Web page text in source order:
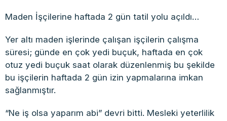
Maden İşçilerine haftada 2 gün tatil yolu açıldı…
Yer altı maden işlerinde çalışan işçilerin çalışma
süresi; günde en çok yedi buçuk, haftada en çok
otuz yedi buçuk saat olarak düzenlenmiş bu şekilde
bu işçilerin haftada 2 gün izin yapmalarına imkan
sağlanmıştır.
“Ne iş olsa yaparım abi” devri bitti. Mesleki yeterlilik